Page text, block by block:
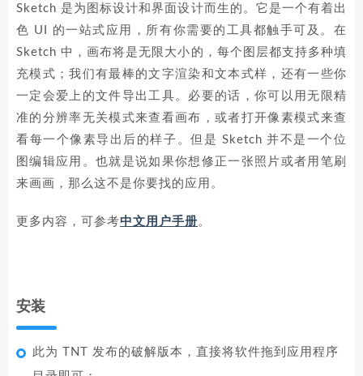
Sketch 是为图标设计和界面设计而生的。它是一个有着出
色 UI 的一站式应用，所有你需要的工具都触手可及。在
Sketch 中，画布将是无限大小的，每个图层都支持多种填
充模式；我们有最棒的文字渲染和文本式样，还有一些你
一定会爱上的文件导出工具。必要的话，你可以用无限精
准的分辨率无关模式来查看画布，或者打开像素模式来查
看每一个像素导出后的样子。但是 Sketch 并不是一个位
图编辑应用。也就是说如果你想修正一张照片或者用笔刷
来画画，那么这不是你要找的应用。
更多内容，可参考中文用户手册。
安装
此为 TNT 发布的破解版本，直接将软件拖到应用程序